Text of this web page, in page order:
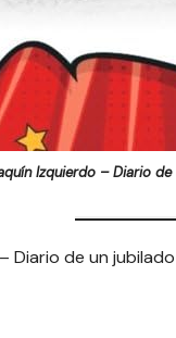
Izquierdo – Diario
Diario de un